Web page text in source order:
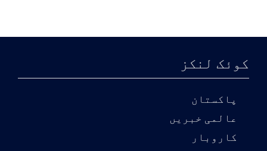
کوئک لنکز
پاکستان
عالمی خبریں
کاروبار